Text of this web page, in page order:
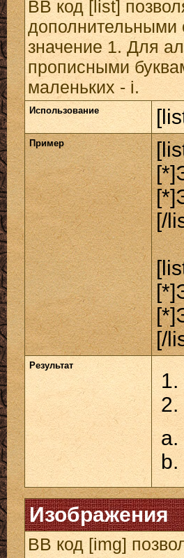
BB код [list]
дополнительными
значение 1. Для
прописными
маленьких - i.
Использование
Пример
[/
[/
Результат
Изображения
BB код [img]